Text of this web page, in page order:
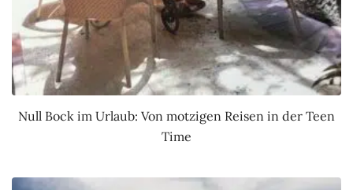
Null Bock im Urlaub: Von motzigen Reisen in der Teen
Time